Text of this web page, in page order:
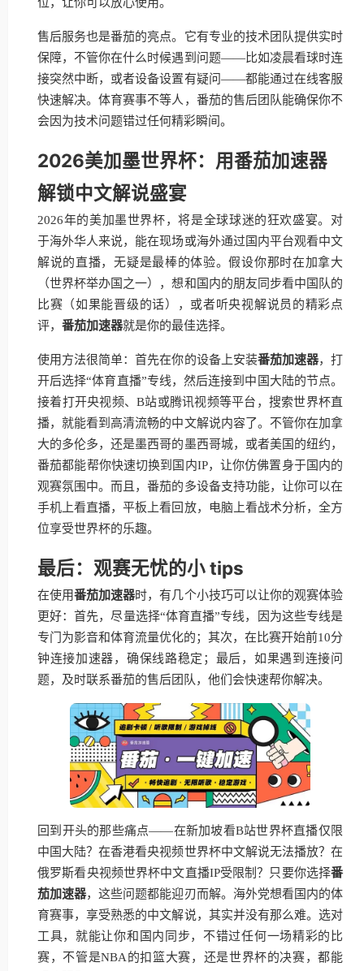
售后服务也是番茄的亮点。它有专业的技术团队提供实时
保障，不管你在什么时候遇到问题——比如凌晨看球时连
接突然中断，或者设备设置有疑问——都能通过在线客服
快速解决。体育赛事不等人，番茄的售后团队能确保你不
会因为技术问题错过任何精彩瞬间。
2026美加墨世界杯：用番茄加速器
解锁中文解说盛宴
2026年的美加墨世界杯，将是全球球迷的狂欢盛宴。对
于海外华人来说，能在现场或海外通过国内平台观看中文
解说的直播，无疑是最棒的体验。假设你那时在加拿大
（世界杯举办国之一），想和国内的朋友同步看中国队的
比赛（如果能晋级的话），或者听央视解说员的精彩点
评， 番茄加速器就是你的最佳选择。
使用方法很简单：首先在你的设备上安装番茄加速器，打
开后选择“体育直播”专线，然后连接到中国大陆的节点。
接着打开央视频、B站或腾讯视频等平台，搜索世界杯直
播，就能看到高清流畅的中文解说内容了。不管你在加拿
大的多伦多，还是墨西哥的墨西哥城，或者美国的纽约，
番茄都能帮你快速切换到国内IP，让你仿佛置身于国内的
观赛氛围中。而且，番茄的多设备支持功能，让你可以在
手机上看直播，平板上看回放，电脑上看战术分析，全方
位享受世界杯的乐趣。
最后：观赛无忧的小 tips
在使用番茄加速器时，有几个小技巧可以让你的观赛体验
更好：首先，尽量选择“体育直播”专线，因为这些专线是
专门为影音和体育流量优化的；其次，在比赛开始前10分
钟连接加速器，确保线路稳定；最后，如果遇到连接问
题，及时联系番茄的售后团队，他们会快速帮你解决。
回到开头的那些痛点——在新加坡看B站世界杯直播仅限
中国大陆？在香港看央视频世界杯中文解说无法播放？在
俄罗斯看央视频世界杯中文直播IP受限制？只要你选择番
茄加速器，这些问题都能迎刃而解。海外党想看国内的体
育赛事，享受熟悉的中文解说，其实并没有那么难。选对
工具，就能让你和国内同步，不错过任何一场精彩的比
赛，不管是NBA的扣篮大赛，还是世界杯的决赛，都能